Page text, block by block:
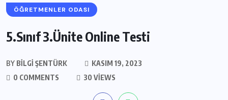
ÖĞRETMENLER ODASI
5.Sınıf 3.Ünite Online Testi
BY BILGI ŞENTÜRK
KASIM 19, 2023
0 COMMENTS
30 VIEWS